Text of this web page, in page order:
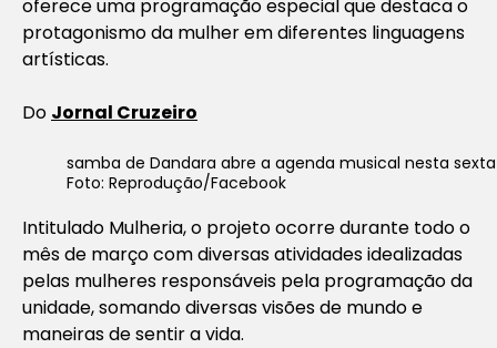
oferece uma programação especial que destaca o
protagonismo da mulher em diferentes linguagens
artísticas.
Do Jornal Cruzeiro
samba de Dandara abre a agenda musical nesta
Foto: Reprodução/Facebook
Intitulado Mulheria, o projeto ocorre durante todo o
mês de março com diversas atividades idealizadas
pelas mulheres responsáveis pela programação da
unidade, somando diversas visões de mundo e
maneiras de sentir a vida.